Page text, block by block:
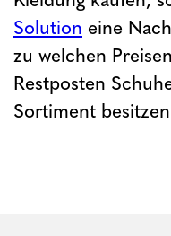
Solution eine
zu welchen
Restposten
Sortiment